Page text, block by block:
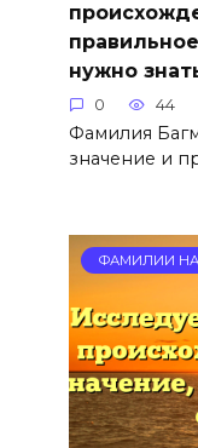
нужно
0 44
Фамилия
значение и
ФАМИЛИИ